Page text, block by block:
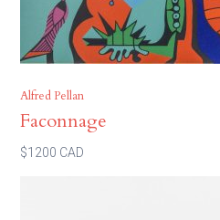
Alfred Pellan
Faconnage
$1200 CAD